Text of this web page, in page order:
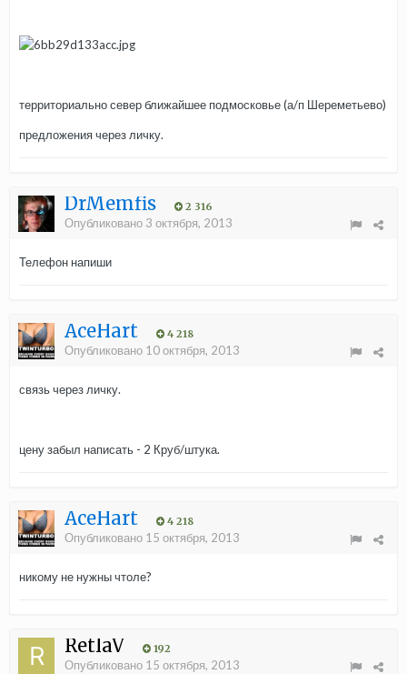
территориально север ближайшее подмосковье (а/п Шереметьево)
предложения через личку.
DrMemfis 2 316
Опубликовано 3 октября, 2013
Телефон напиши
AceHart 4 218
Опубликовано 10 октября, 2013
связь через личку.
цену забыл написать - 2 Круб/штука.
AceHart 4 218
Опубликовано 15 октября, 2013
никому не нужны чтоле?
RetlaV 192
Опубликовано 15 октября, 2013